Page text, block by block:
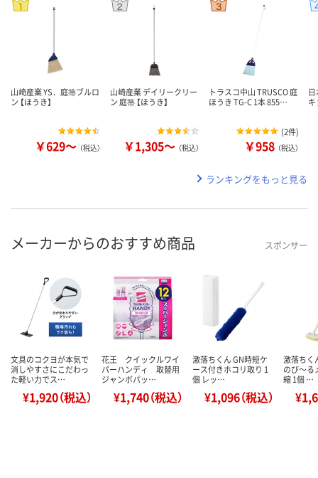
山崎産業 YS．庭箒ブルロ
ン 【ほうき】
￥629～ （税込）
山崎産業 デイリークリー
ン 庭箒 【ほうき】
￥1,305～ （税込）
トラスコ中山 TRUSCO 庭
ほうき TG-C 1本 855…
(2件)
￥958 （税込）
ランキングをもっと見る
メーカーからのおすすめ商品 スポンサー
文具のコクヨが本気で
消しやすさにこだわっ
た軽い力でス…
¥1,920（税込）
花王 クイックルワイ
パーハンディ 取替用
ジャンボパッ…
¥1,740（税込）
激落ちくん GN時短ケ
ース付きホコリ取り 1
個 レッ…
¥1,096（税込）
激落ちく
のび～る
縮 1個 …